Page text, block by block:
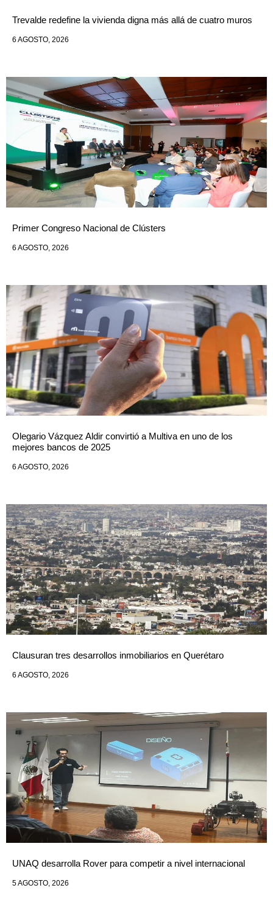
Trevalde redefine la vivienda digna más allá de cuatro muros
6 AGOSTO, 2026
Primer Congreso Nacional de Clústers
6 AGOSTO, 2026
Olegario Vázquez Aldir convirtió a Multiva en uno de los
mejores bancos de 2025
6 AGOSTO, 2026
Clausuran tres desarrollos inmobiliarios en Querétaro
6 AGOSTO, 2026
UNAQ desarrolla Rover para competir a nivel internacional
5 AGOSTO, 2026